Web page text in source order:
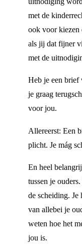
met de
ook voor kiezen
als jij dat fijner
met de
Heb je een brief
je graag
voor jou.
Allereerst: Een
plicht. Je mág
En heel
tussen je
de scheiding. Je
van allebei je
weten hoe het
jou is.